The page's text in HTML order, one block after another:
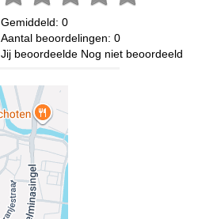
Gemiddeld: 0
Aantal beoordelingen: 0
Jij beoordeelde Nog niet beoordeeld